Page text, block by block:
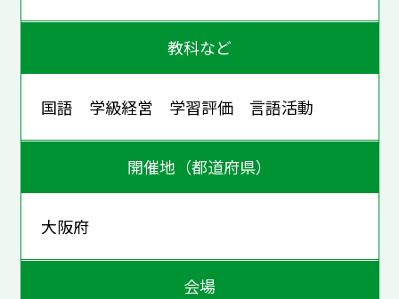
教科など
国語 学級経営 学習評価 言語活動
開催地（都道府県）
大阪府
会場